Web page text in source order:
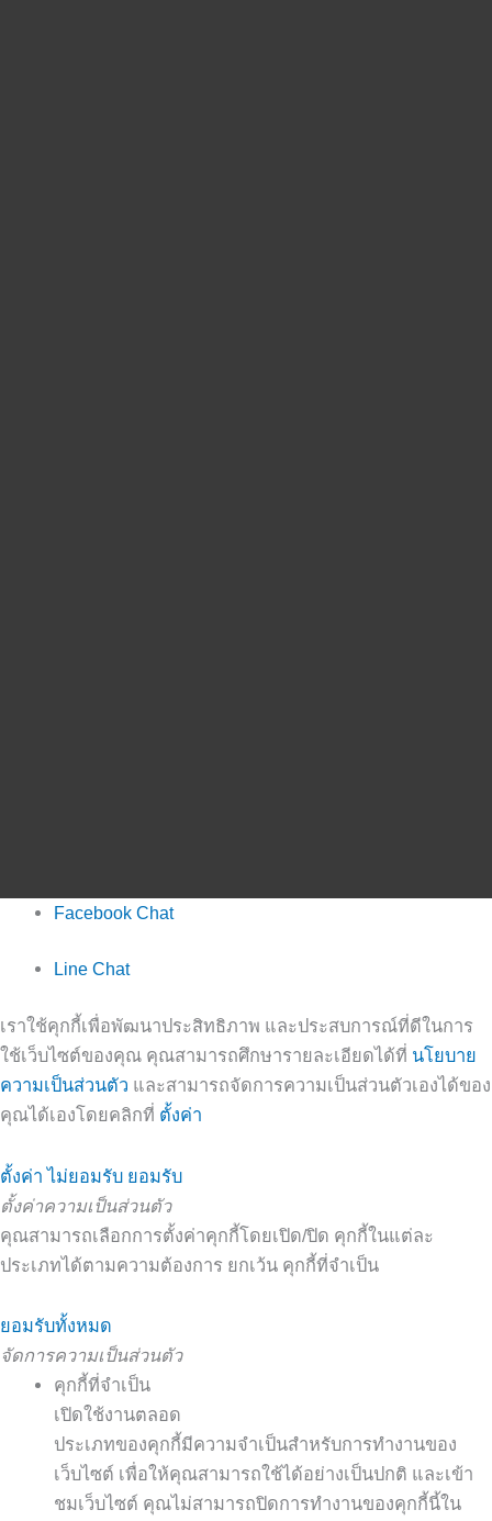
Facebook Chat
Line Chat
เราใช้คุกกี้เพื่อพัฒนาประสิทธิภาพ และประสบการณ์ที่ดีในการ
ใช้เว็บไซต์ของคุณ คุณสามารถศึกษารายละเอียดได้ที่ นโยบาย
ความเป็นส่วนตัว และสามารถจัดการความเป็นส่วนตัวเองได้ของ
คุณได้เองโดยคลิกที่ ตั้งค่า
ตั้งค่า ไม่ยอมรับ ยอมรับ
ตั้งค่าความเป็นส่วนตัว
คุณสามารถเลือกการตั้งค่าคุกกี้โดยเปิด/ปิด คุกกี้ในแต่ละ
ประเภทได้ตามความต้องการ ยกเว้น คุกกี้ที่จำเป็น
ยอมรับทั้งหมด
จัดการความเป็นส่วนตัว
คุกกี้ที่จำเป็น
เปิดใช้งานตลอด
ประเภทของคุกกี้มีความจำเป็นสำหรับการทำงานของ
เว็บไซต์ เพื่อให้คุณสามารถใช้ได้อย่างเป็นปกติ และเข้า
ชมเว็บไซต์ คุณไม่สามารถปิดการทำงานของคุกกี้นี้ใน